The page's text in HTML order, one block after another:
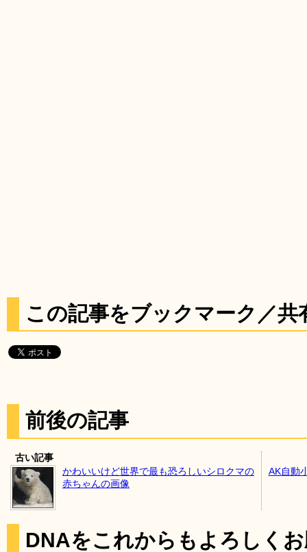
この記事をブックマーク／共
前後の記事
古い記事
かわいいけど世界で最も恐ろしいシロクマの
赤ちゃんの画像
AK自動
DNAをこれからもよろしく